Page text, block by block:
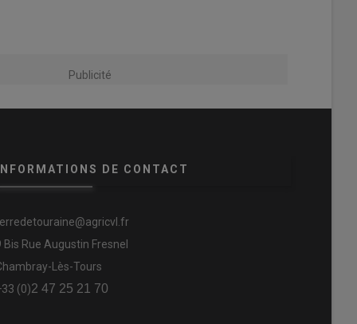
Publicité
DE CONTACT
Bis Rue Augustin Fresnel
Lès-Tours
(0)2 47 25 21 70